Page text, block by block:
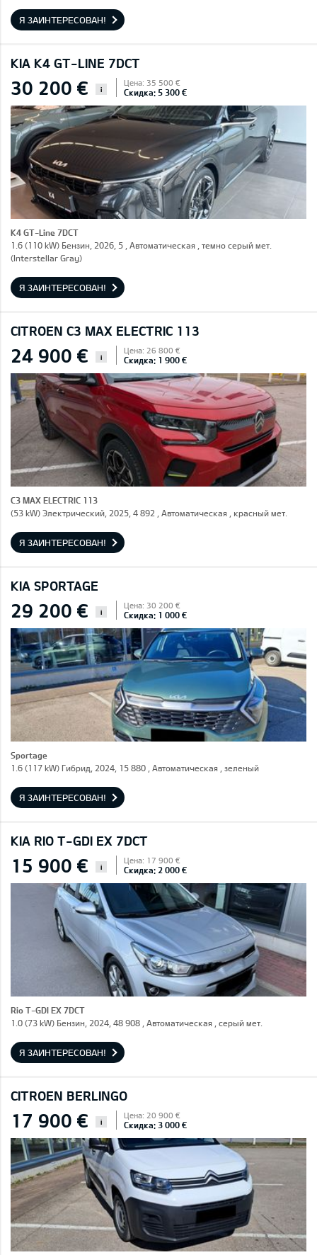
Я ЗАИНТЕРЕСОВАН!
KIA K4 GT-LINE 7DCT
30 200 € i
Цена: 35 500 €
Скидка: 5 300 €
K4 GT-Line 7DCT
1.6 (110 kW) Бензин, 2026, 5 , Автоматическая , темно серый мет.
(Interstellar Gray)
Я ЗАИНТЕРЕСОВАН!
CITROEN C3 MAX ELECTRIC 113
24 900 € i
Цена: 26 800 €
Скидка: 1 900 €
C3 MAX ELECTRIC 113
(53 kW) Электрический, 2025, 4 892 , Автоматическая , красный мет.
Я ЗАИНТЕРЕСОВАН!
KIA SPORTAGE
29 200 € i
Цена: 30 200 €
Скидка: 1 000 €
Sportage
1.6 (117 kW) Гибрид, 2024, 15 880 , Автоматическая , зеленый
Я ЗАИНТЕРЕСОВАН!
KIA RIO T-GDI EX 7DCT
15 900 € i
Цена: 17 900 €
Скидка: 2 000 €
Rio T-GDI EX 7DCT
1.0 (73 kW) Бензин, 2024, 48 908 , Автоматическая , серый мет.
Я ЗАИНТЕРЕСОВАН!
CITROEN BERLINGO
17 900 € i
Цена: 20 900 €
Скидка: 3 000 €